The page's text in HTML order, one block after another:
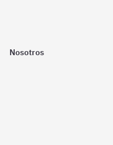
Nosotros